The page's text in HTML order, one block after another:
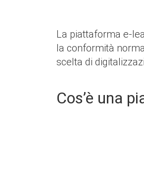
La piattaforma e-
la conformità
scelta di
Cos’è una